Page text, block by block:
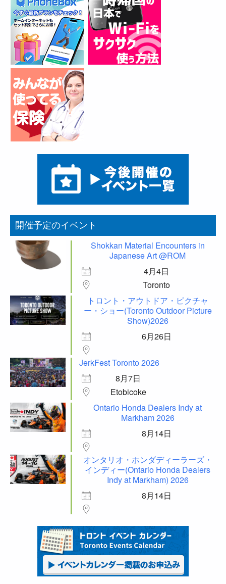
開催予定のイベント
Shokkan Material Encounters in
Japanese Art @ROM
4月4日
Toronto
トロント・アウトドア・ピクチャ
ー・ショー(Toronto Outdoor Picture
Show)2026
6月26日
JerkFest Toronto 2026
8月7日
Etobicoke
Ontario Honda Dealers Indy at
Markham 2026
8月14日
オンタリオ・ホンダディーラーズ・
インディー(Ontario Honda Dealers
Indy at Markham) 2026
8月14日